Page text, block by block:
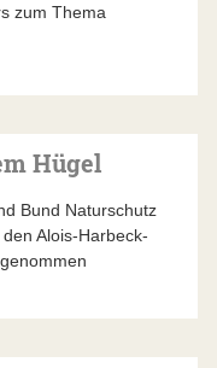
zum Thema
Hügel
Bund Naturschutz
Alois-Harbeck-